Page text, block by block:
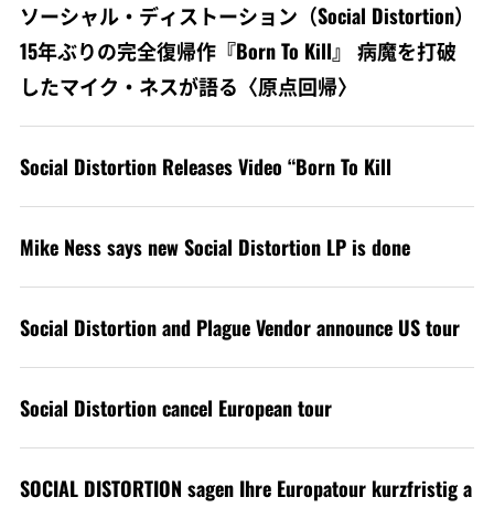
ソーシャル・ディストーション（Social Distortion）
15年ぶりの完全復帰作『Born To Kill』 病魔を打破
したマイク・ネスが語る〈原点回帰〉
Social Distortion Releases Video “Born To Kill
Mike Ness says new Social Distortion LP is done
Social Distortion and Plague Vendor announce US tour
Social Distortion cancel European tour
SOCIAL DISTORTION sagen Ihre Europatour kurzfristig a